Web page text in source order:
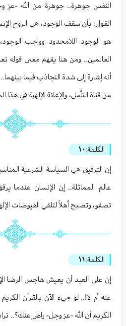
النفس جوهرة.. جوهرة من الله -عز
القول: بأن سقف الوجود، هي الروح
هو الوجود اللامحدود وواجب
العالمين.. ومن هنا يفهم معنى قوله
أنه إشارة إلى شدة التجاذب فيما
من قناة التأمل، والإعانة الإلهية في هذا
الكلمة:١٠
إن الترقيق هي السياسة الشرعية
عالم المماثلة.. إن الإنسان عندما
تصفو، وتصبح أهلاً لتلقي الفيوضات
الكلمة:١١
إن على العبد أن يعيش هاجس الرضا
عنه أم لا!.. لو جيء الآن بالقرآن
الكريم أن الله -عز وجل- راضٍ عنك؟..